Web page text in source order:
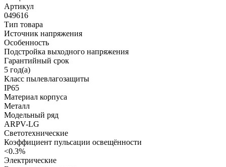
Артикул
049616
Тип товара
Источник напряжения
Особенность
Подстройка выходного напряжения
Гарантийный срок
5 год(а)
Класс пылевлагозащиты
IP65
Материал корпуса
Металл
Модельный ряд
ARPV-LG
Светотехнические
Коэффициент пульсации освещённости
<0.3%
Электрические